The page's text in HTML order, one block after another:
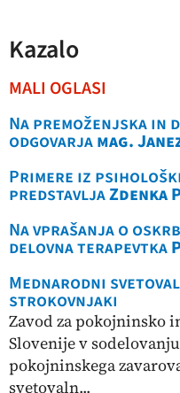
Kazalo
MALI OGLASI
Na premoženjska in
odgovarjamag.
Primere iz
predstavljaZdenka
Na vprašanja o
delovna terapevtka
Mednarodni
strokovnjaki
Zavod za pokojninsko
Slovenije v
pokojninskega
svetovaln...